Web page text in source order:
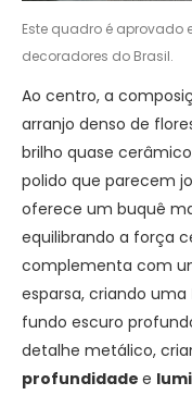
Este quadro é aprovado
decoradores do Brasil.
Ao centro, a
arranjo denso de
brilho quase
polido que parecem
oferece um buquê
equilibrando a força
complementa com
esparsa, criando uma
fundo escuro
detalhe metálico,
profundidade e